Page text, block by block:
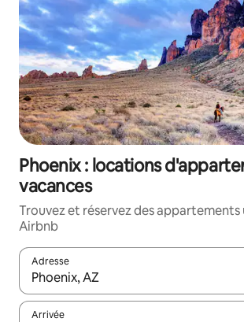
Phoenix : locations
vacances
Trouvez et réservez des appartements
Airbnb
Adresse
Lorsque les résultats s'affichent, utilisez
Arrivée